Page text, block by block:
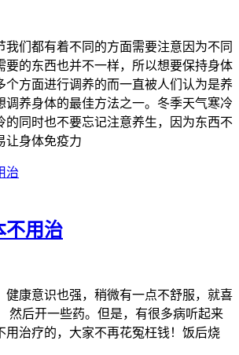
我们都有着不同的方面需要注意因为不同
要的东西也并不一样，所以想要保持身体
个方面进行调养的而一直被人们认为是养
调养身体的最佳方法之一。冬季天气寒冷
的同时也不要忘记注意养生，因为东西不
让身体免疫力
不用治
健康意识也强，稍微有一点不舒服，就喜
然后开一些药。但是，有很多病听起来
用治疗的，大家不再花冤枉钱！饭后烧